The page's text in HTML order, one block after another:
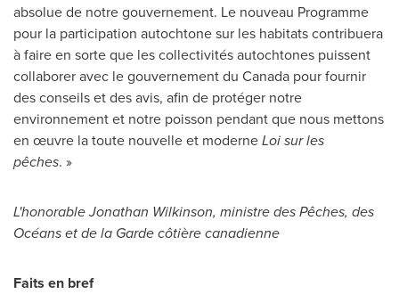
absolue de notre gouvernement. Le nouveau Programme
pour la participation autochtone sur les habitats contribuera
à faire en sorte que les collectivités autochtones puissent
collaborer avec le gouvernement du Canada pour fournir
des conseils et des avis, afin de protéger notre
environnement et notre poisson pendant que nous mettons
en œuvre la toute nouvelle et moderneLoi sur les
pêches. »
L'honorable Jonathan Wilkinson, ministre des Pêches, des
Océans et de la Garde côtière canadienne
Faits en bref